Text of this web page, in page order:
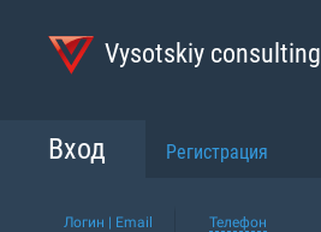
Vysotskiy consulting
Вход Регистрация
Логин | Email Телефон